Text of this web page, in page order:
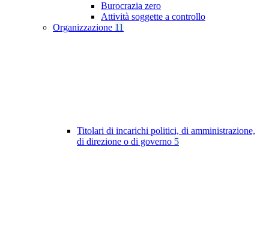
Burocrazia zero
Attività soggette a controllo
Organizzazione 11
Titolari di incarichi politici, di amministrazione,
di direzione o di governo 5